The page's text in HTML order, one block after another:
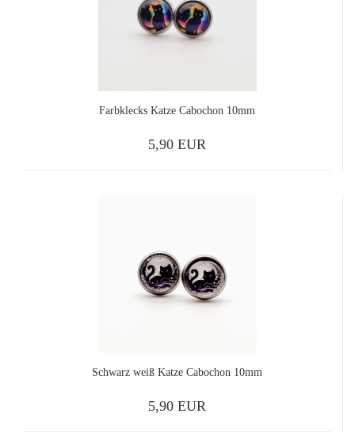
Farbklecks Katze Cabochon 10mm
5,90 EUR
Schwarz weiß Katze Cabochon 10mm
5,90 EUR